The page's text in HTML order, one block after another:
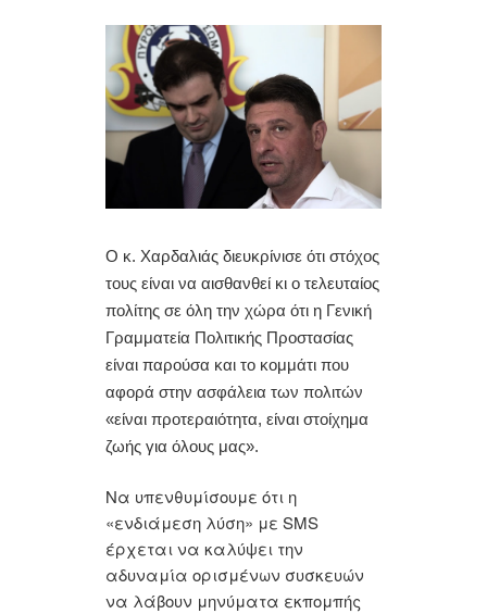
Ο κ. Χαρδαλιάς διευκρίνισε ότι στόχος
τους είναι να αισθανθεί κι ο τελευταίος
πολίτης σε όλη την χώρα ότι η Γενική
Γραμματεία Πολιτικής Προστασίας
είναι παρούσα και το κομμάτι που
αφορά στην ασφάλεια των πολιτών
«είναι προτεραιότητα, είναι στοίχημα
ζωής για όλους μας».
Να υπενθυμίσουμε ότι η
«ενδιάμεση λύση» με SMS
έρχεται να καλύψει την
αδυναμία ορισμένων συσκευών
να λάβουν μηνύματα εκπομπής